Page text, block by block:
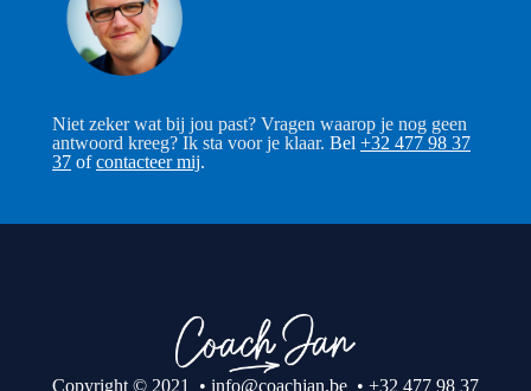
Niet zeker wat bij jou past? Vragen waarop je nog geen
antwoord kreeg? Ik sta voor je klaar. Bel +32 477 98 37
37 ofcontacteer mij.
Copyright © 2021 • info@coachjan.be • +32 477 98 37